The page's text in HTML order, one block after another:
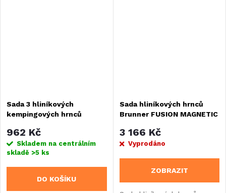
Sada 3 hliníkových
kempingových hrnců
dílná
962 Kč
Skladem na centrálním
skladě >5 ks
DO KOŠÍKU
Sada hliníkových hrnců
Brunner FUSION MAGNETIC
3 166 Kč
Vyprodáno
ZOBRAZIT